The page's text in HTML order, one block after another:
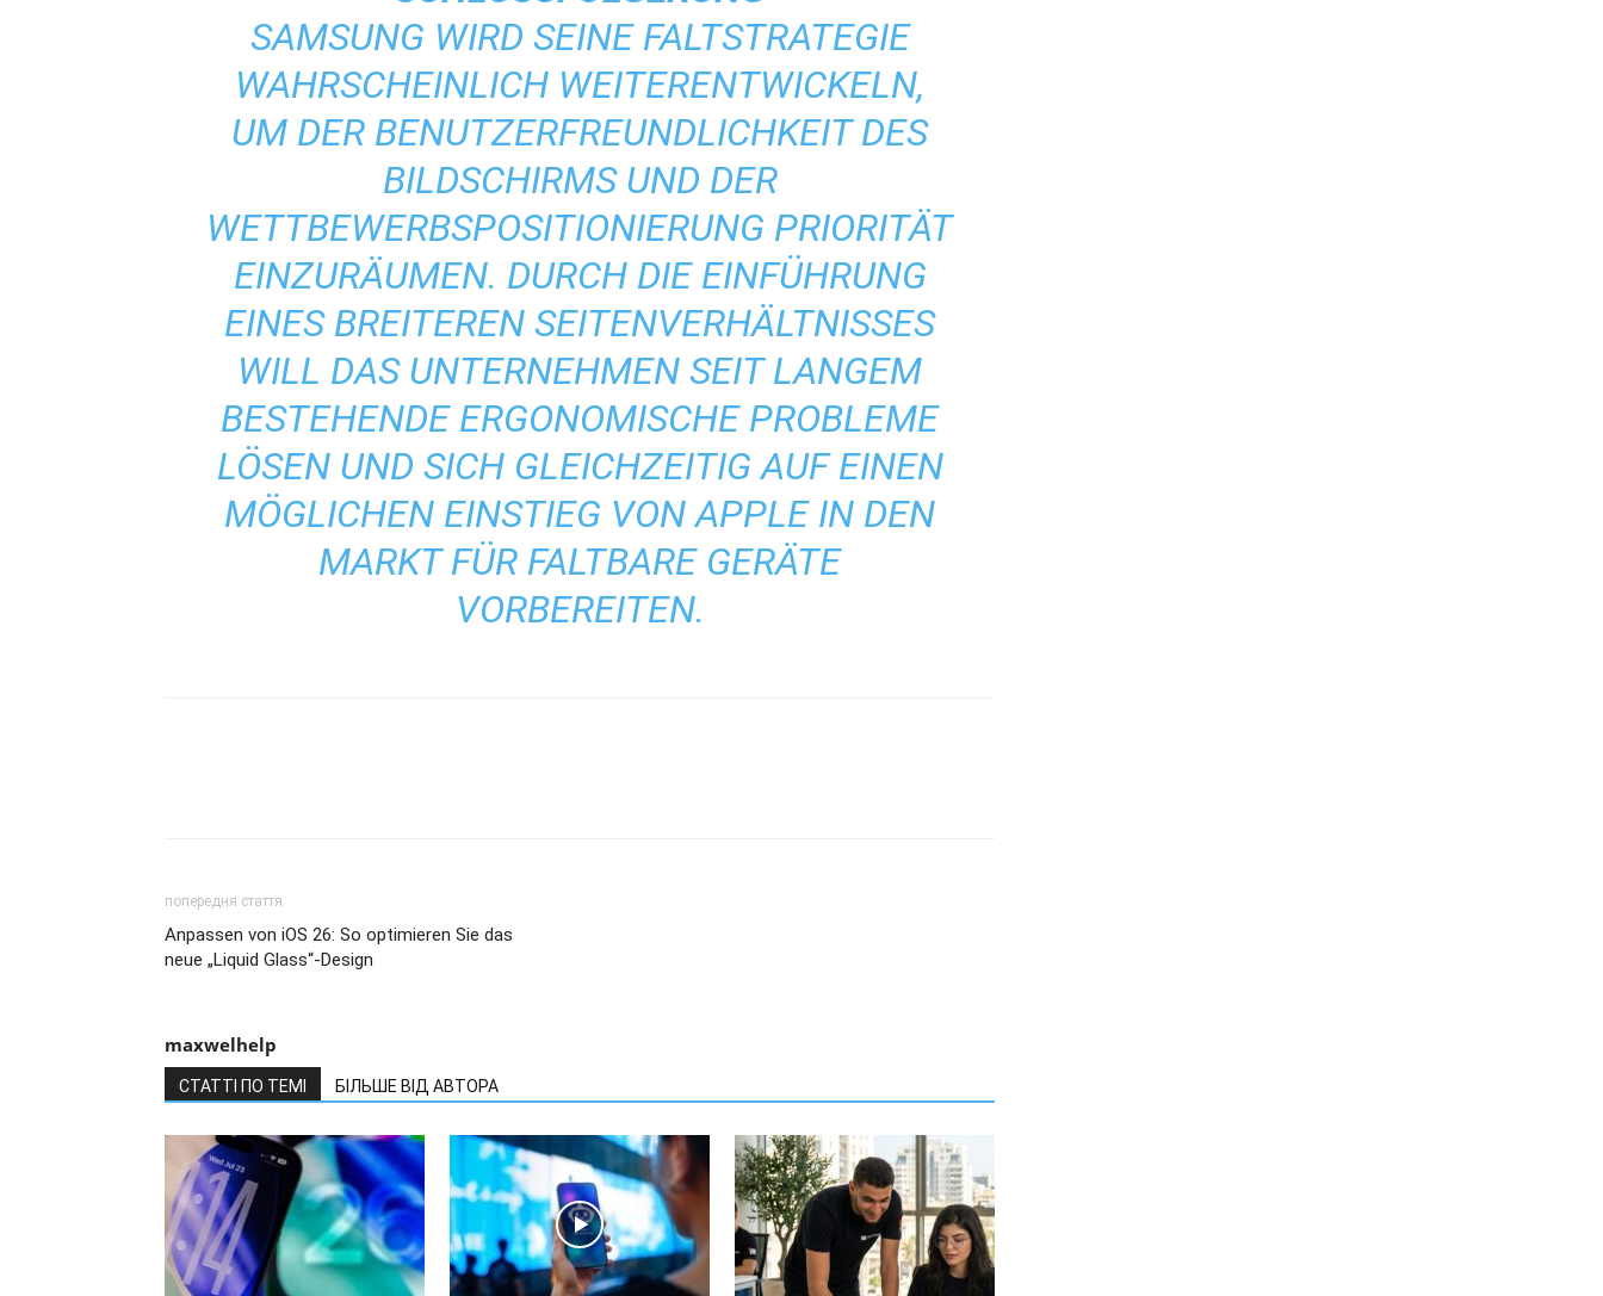
SAMSUNG WIRD SEINE FALTSTRATEGIE
WAHRSCHEINLICH WEITERENTWICKELN,
UM DER BENUTZERFREUNDLICHKEIT DES
BILDSCHIRMS UND DER
WETTBEWERBSPOSITIONIERUNG PRIORITÄT
EINZURÄUMEN. DURCH DIE EINFÜHRUNG
EINES BREITEREN SEITENVERHÄLTNISSES
WILL DAS UNTERNEHMEN SEIT LANGEM
BESTEHENDE ERGONOMISCHE PROBLEME
LÖSEN UND SICH GLEICHZEITIG AUF EINEN
MÖGLICHEN EINSTIEG VON APPLE IN DEN
MARKT FÜR FALTBARE GERÄTE
VORBEREITEN.
попередня стаття
Anpassen von iOS 26: So optimieren Sie das
neue „Liquid Glass“-Design
maxwelhelp
СТАТТІ ПО ТЕМІ БІЛЬШЕ ВІД АВТОРА